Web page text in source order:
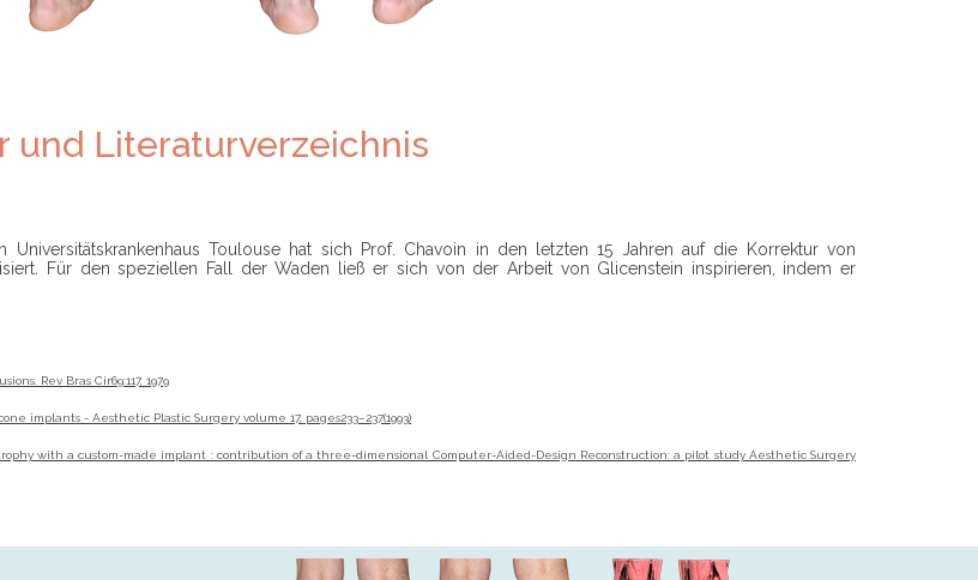
und Literaturverzeichnis
Toulouse hat sich Prof. Chavoin in den letzten 15 Jahren auf die Korrektur von
Für den speziellen Fall der Waden ließ er sich von der Arbeit von Glicenstein inspirieren, indem er
Rev Bras Cir69:117, 1979
implants - Aesthetic Plastic Surgery volume 17, pages233–237(1993)
with a custom-made implant : contribution of a three-dimensional Computer-Aided-Design Reconstruction: a pilot study Aesthetic Surgery